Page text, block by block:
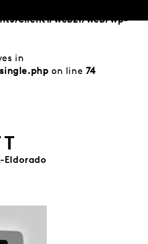
client1/web21/web/wp-
in
on line 74
Eldorado